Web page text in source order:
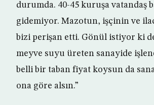
durumda. 40-45 kuruşa vatandaş
gidemiyor. Mazotun, işçinin ve
bizi perişan etti. Gönül istiyor ki
meyve suyu üreten sanayide
belli bir taban fiyat koysun da
ona göre alsın.”